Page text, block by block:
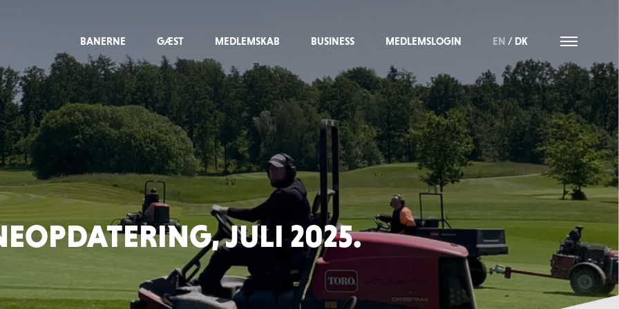
BANERNE GÆST MEDLEMSKAB BUSINESS MEDLEMSLOGIN EN / DK
JULI 2025.